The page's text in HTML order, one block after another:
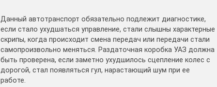
Данный автотранспорт обязательно подлежит диагностике,
если стало ухудшаться управление, стали слышны характерные
скрипы, когда происходит смена передач или передачи стали
самопроизвольно меняться. Раздаточная коробка УАЗ должна
быть проверена, если заметно ухудшилось сцепление колес с
дорогой, стал появляться гул, нарастающий шум при ее
работе.